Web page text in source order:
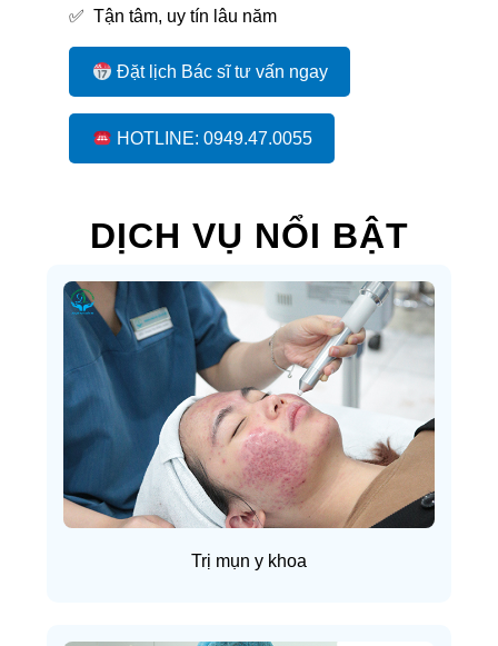
Tận tâm, uy tín lâu năm
Đặt lịch Bác sĩ tư vấn ngay
HOTLINE: 0949.47.0055
DỊCH VỤ NỔI BẬT
Trị mụn y khoa